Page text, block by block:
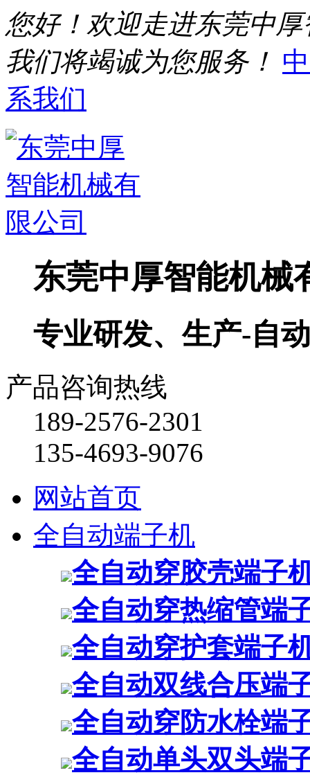
您好！欢迎走进东莞中
我们将竭诚为您服务！
系我们
东莞中厚智能机械
专业研发、生产-自
产品咨询热线
189-2576-2301
135-4693-9076
网站首页
全自动端子机
全自动穿胶壳端子
全自动穿热缩管端
全自动穿护套端子
全自动双线合压端
全自动穿防水栓端
全自动单头双头端